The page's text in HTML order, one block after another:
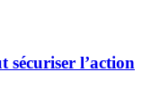
sécuriser l’action